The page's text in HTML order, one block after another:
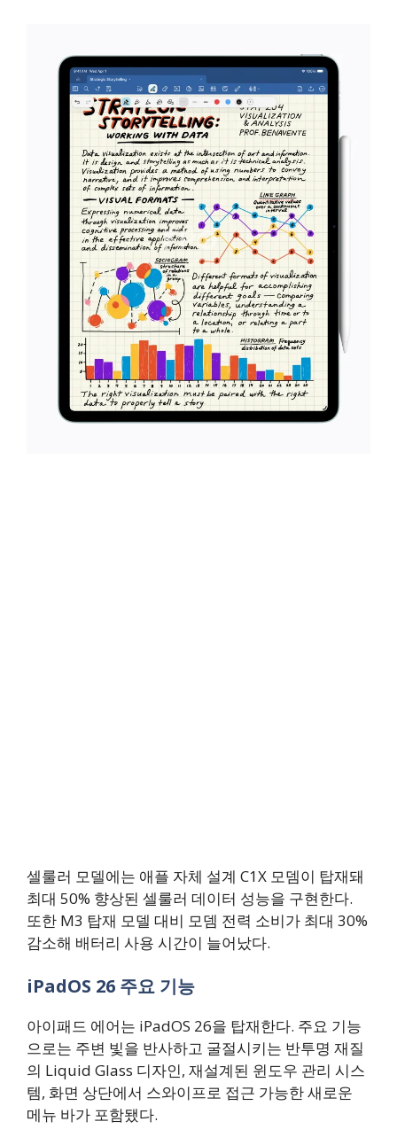
셀룰러 모델에는 애플 자체 설계 C1X 모뎀이 탑재돼
최대 50% 향상된 셀룰러 데이터 성능을 구현한다.
또한 M3 탑재 모델 대비 모뎀 전력 소비가 최대 30%
감소해 배터리 사용 시간이 늘어났다.
iPadOS 26 주요 기능
아이패드 에어는 iPadOS 26을 탑재한다. 주요 기능
으로는 주변 빛을 반사하고 굴절시키는 반투명 재질
의 Liquid Glass 디자인, 재설계된 윈도우 관리 시스
템, 화면 상단에서 스와이프로 접근 가능한 새로운
메뉴 바가 포함됐다.